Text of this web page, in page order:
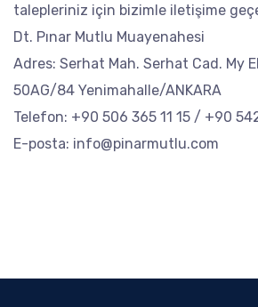
talepleriniz için bizimle iletişime
Dt. Pınar Mutlu Muayenahesi
Adres: Serhat Mah. Serhat Cad. My
50AG/84 Yenimahalle/ANKARA
Telefon: +90 506 365 11 15 / +90
E-posta: info@pinarmutlu.com